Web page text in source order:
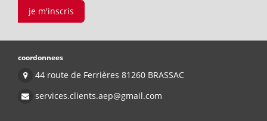
je m'inscris
coordonnees
44 route de Ferrières 81260 BRASSAC
services.clients.aep@gmail.com